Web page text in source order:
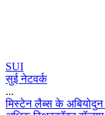
SUI
सुई नेटवर्क
...
मसटन लबस क अबयदन